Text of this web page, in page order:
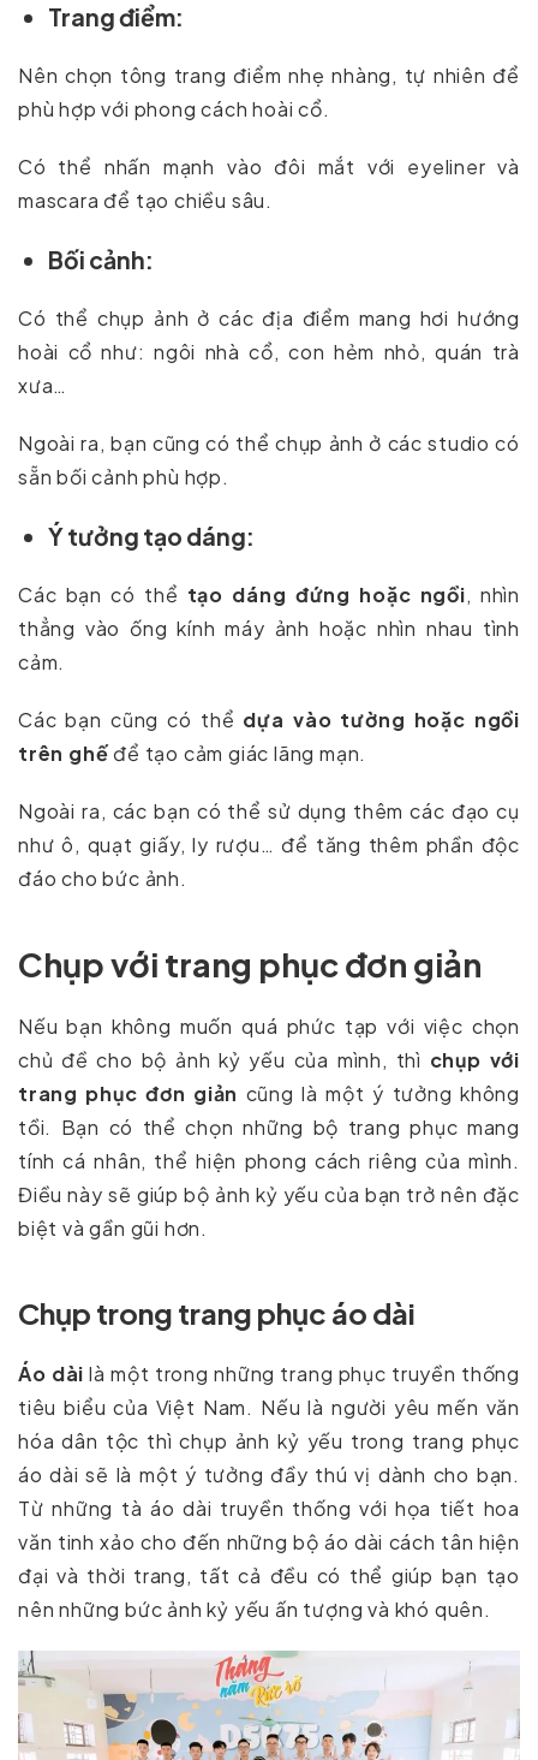
Trang điểm:
Nên chọn tông trang điểm nhẹ nhàng, tự nhiên để
phù hợp với phong cách hoài cổ.
Có thể nhấn mạnh vào đôi mắt với eyeliner và
mascara để tạo chiều sâu.
Bối cảnh:
Có thể chụp ảnh ở các địa điểm mang hơi hướng
hoài cổ như: ngôi nhà cổ, con hẻm nhỏ, quán trà
xưa…
Ngoài ra, bạn cũng có thể chụp ảnh ở các studio có
sẵn bối cảnh phù hợp.
Ý tưởng tạo dáng:
Các bạn có thể tạo dáng đứng hoặc ngồi, nhìn
thẳng vào ống kính máy ảnh hoặc nhìn nhau tình
cảm.
Các bạn cũng có thể dựa vào tường hoặc ngồi
trên ghếđể tạo cảm giác lãng mạn.
Ngoài ra, các bạn có thể sử dụng thêm các đạo cụ
như ô, quạt giấy, ly rượu… để tăng thêm phần độc
đáo cho bức ảnh.
Chụp với trang phục đơn giản
Nếu bạn không muốn quá phức tạp với việc chọn
chủ đề cho bộ ảnh kỷ yếu của mình, thì chụp với
trang phục đơn giản cũng là một ý tưởng không
tồi. Bạn có thể chọn những bộ trang phục mang
tính cá nhân, thể hiện phong cách riêng của mình.
Điều này sẽ giúp bộ ảnh kỷ yếu của bạn trở nên đặc
biệt và gần gũi hơn.
Chụp trong trang phục áo dài
Áo dài là một trong những trang phục truyền thống
tiêu biểu của Việt Nam. Nếu là người yêu mến văn
hóa dân tộc thì chụp ảnh kỷ yếu trong trang phục
áo dài sẽ là một ý tưởng đầy thú vị dành cho bạn.
Từ những tà áo dài truyền thống với họa tiết hoa
văn tinh xảo cho đến những bộ áo dài cách tân hiện
đại và thời trang, tất cả đều có thể giúp bạn tạo
nên những bức ảnh kỷ yếu ấn tượng và khó quên.